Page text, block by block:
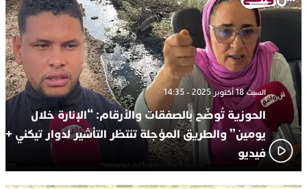
السبت 18 أكتوبر 2025 - 14:35
الحوزية تُوضّح بالصفقات والأرقام: “الإنارة خلال
يومين” والطريق المؤجلة تنتظر التأشير لدوار تيكني +
فيديو